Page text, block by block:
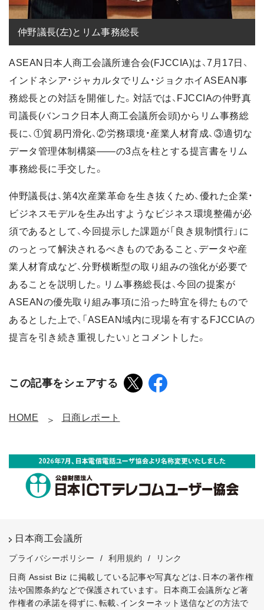
仲野議長(左)とリム事務総長
ASEAN日本人商工会議所連合会(FJCCIA)は、7月17日、
インドネシア・ジャカルタでリム・ジョクホイASEAN事
務総長との対話を開催した。対話では、FJCCIAの仲野真
司議長(バンコク日本人商工会議所会頭)からリム事務総
長に、①貿易円滑化、②労務環境・産業人材育成、③適切な
データ管理体制構築――の3点を柱とする提言書をリム
事務総長に手交した。
仲野議長は、第4次産業革命を生き抜くため、優れた企業・
ビジネスモデルを生み出すようなビジネス環境整備が必
須であるとして、今回提示した課題が「良き規制慣行」に
のっとって解決されるべきものであること、データや産
業人材育成など、分野横断型の取り組みの強化が必要で
あることを説明した。リム事務総長は、今回の提案が
ASEANの優先取り組み事項に沿った時宜を得たもので
あるとした上で、「ASEAN域内に現場を有するFJCCIAの
提言を引き続き重視したい」とコメントした。
この記事をシェアする
HOME 日商レポート
日本商工会議所
プライバシーポリシー / 利用規約 /
リンク
日商 Assist Biz に掲載している記事や写真などは、日本の著作権
法や国際条約などで保護されています。
日本商工会議所など著
作権者の承諾を得ずに、転載、インターネット送信などの方法で